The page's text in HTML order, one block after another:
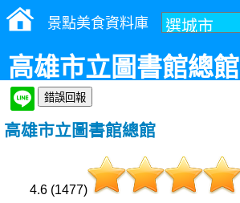
景點美食資料庫
高雄市立圖書館總館
高雄市立圖書館總館
4.6 (1477)